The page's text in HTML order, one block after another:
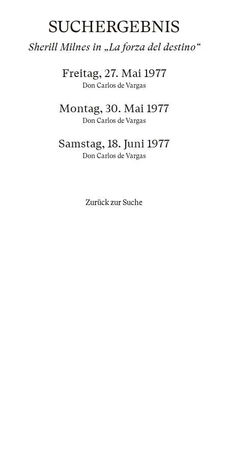
SUCHERGEBNIS
Sherill Milnes in „La forza del destino“
Freitag, 27. Mai 1977
Don Carlos de Vargas
Montag, 30. Mai 1977
Don Carlos de Vargas
Samstag, 18. Juni 1977
Don Carlos de Vargas
Zurück zur Suche